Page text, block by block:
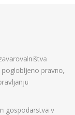
pravno,
gospodarstva v